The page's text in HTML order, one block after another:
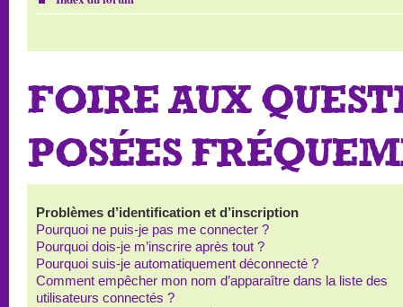
FOIRE AUX
POSÉES
Problèmes d’identification et d’inscription
Pourquoi ne puis-je pas me connecter ?
Pourquoi dois-je m’inscrire après tout ?
Pourquoi suis-je automatiquement déconnecté ?
Comment empêcher mon nom d’apparaître dans la liste des
utilisateurs connectés ?